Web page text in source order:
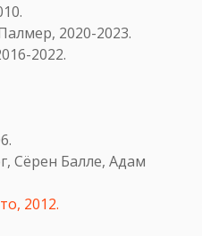
2020-2023.
2022.
Сёрен Балле, Адам
2012.